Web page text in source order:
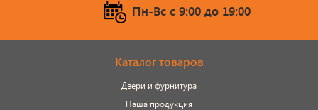
Купели и бассейны из полипропилена
Облицовочная плитка
Пн-Вс c 9:00 до 19:00
Каталог товаров
Двери и фурнитура
Наша продукция